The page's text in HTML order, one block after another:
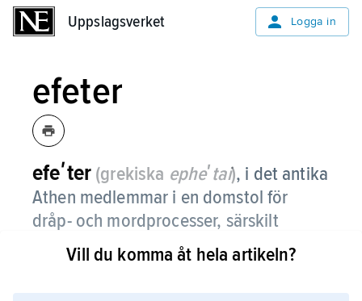
Uppslagsverket Logga in
efeter
efeʹter (grekiska epheʹtai), i det antika
Athen medlemmar i en domstol för
dråp- och mordprocesser, särskilt
sådana där den anklagade hävdade att
gärningen varit oavsiktlig.
Vill du komma åt hela artikeln?